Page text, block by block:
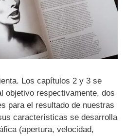
Los capítulos 2 y 3 se
objetivo respectivamente, dos
para el resultado de nuestras
características se desarrolla
(apertura, velocidad,